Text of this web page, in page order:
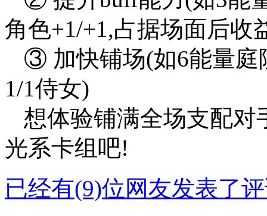
角色+1/+1,占据场面后收
③ 加快铺场(如6能量庭
1/1侍女)
想体验铺满全场支配对
光系卡组吧!
已经有(9)位网友发表了